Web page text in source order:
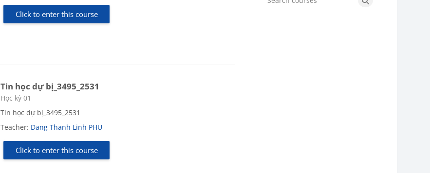
Click to enter this course
Tin học dự bị_3495_2531
Course category
Học kỳ 01
Tin học dự bị_3495_2531
Teacher: Dang Thanh Linh PHU
Click to enter this course
Search courses Search courses